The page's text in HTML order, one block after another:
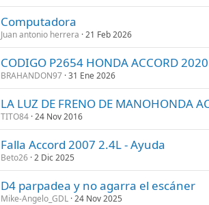
Computadora
Juan antonio herrera 21 Feb 2026
CODIGO P2654 HONDA ACCORD
BRAHANDON97 31 Ene 2026
LA LUZ DE FRENO DE MANOHONDA
TITO84 24 Nov 2016
Falla Accord 2007 2.4L - Ayuda
Beto26 2 Dic 2025
D4 parpadea y no agarra el escáner
Mike-Angelo_GDL 24 Nov 2025